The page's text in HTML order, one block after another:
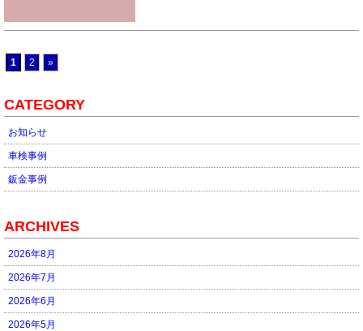
1 2 »
CATEGORY
お知らせ
車検事例
鈑金事例
ARCHIVES
2026年8月
2026年7月
2026年6月
2026年5月